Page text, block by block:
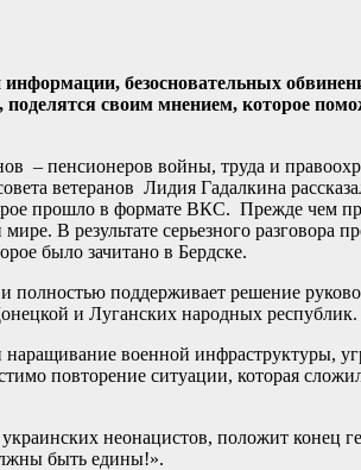
безосновательных
своим мнением, которое
– пенсионеров войны, труда и
ветеранов Лидия Гадалкина
прошло в формате ВКС. Прежде чем
В результате серьезного разговора
было зачитано в Бердске.
полностью поддерживает решение
и Луганских народных республик.
военной инфраструктуры,
повторение ситуации, которая
неонацистов, положит конец
быть едины!».